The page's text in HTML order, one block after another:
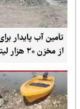
تأمین آب پایدار برای
از مخزن ۲۰ هزار لیتری